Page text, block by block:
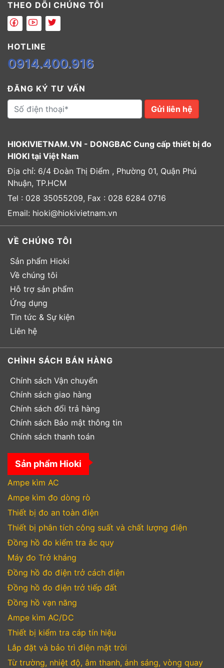
THEO DÕI CHÚNG TÔI
HOTLINE
0914.400.916
ĐĂNG KÝ TƯ VẤN
Gửi liên hệ
HIOKIVIETNAM.VN - DONGBAC Cung cấp thiết bị đo
HIOKI tại Việt Nam
Địa chỉ: 6/4 Đoàn Thị Điểm , Phường 01, Quận Phú
Nhuận, TP.HCM
Tel : 028 35055209, Fax : 028 6284 0716
Email: hioki@hiokivietnam.vn
VỀ CHÚNG TÔI
Sản phẩm Hioki
Về chúng tôi
Hỗ trợ sản phẩm
Ứng dụng
Tin tức & Sự kiện
Liên hệ
CHÌNH SÁCH BÁN HÀNG
Chính sách Vận chuyển
Chính sách giao hàng
Chính sách đổi trả hàng
Chính sách Bảo mật thông tin
Chính sách thanh toán
Sản phẩm Hioki
Ampe kìm AC
Ampe kìm đo dòng rò
Thiết bị đo an toàn điện
Thiết bị phân tích công suất và chất lượng điện
Đồng hồ đo kiểm tra ắc quy
Máy đo Trở kháng
Đồng hồ đo điện trở cách điện
Đồng hồ đo điện trở tiếp đất
Đồng hồ vạn năng
Ampe kìm AC/DC
Thiết bị kiểm tra cáp tín hiệu
Lắp đặt và bảo trì điện mặt trời
Từ trường, nhiệt độ, âm thanh, ánh sáng, vòng quay